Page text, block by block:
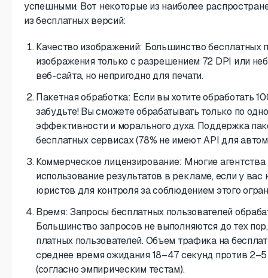
успешными. Вот некоторые из наиболее
из бесплатных версий:
Качество изображений: Большинство бесплатных
изображения только с разрешением 72 DPI или
веб-сайта, но непригодно для печати.
Пакетная обработка: Если вы хотите обработать
забудьте! Вы сможете обрабатывать только по
эффективности и морального духа. Поддержка
бесплатных сервисах (78% не имеют API для
Коммерческое лицензирование: Многие
использование результатов в рекламе, если у
юристов для контроля за соблюдением этого
Время: Запросы бесплатных пользователей
Большинство запросов не выполняются до тех
платных пользователей. Объем трафика на
среднее время ожидания 18–47 секунд против
(согласно эмпирическим тестам).